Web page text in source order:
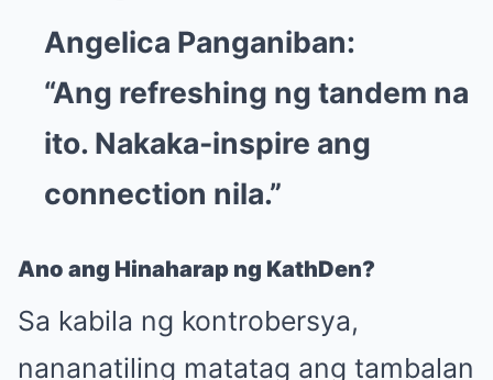
Angelica Panganiban:
“Ang refreshing ng tandem na
ito. Nakaka-inspire ang
connection nila.”
Ano ang Hinaharap ng KathDen?
Sa kabila ng kontrobersya,
nananatiling matatag ang tambalan